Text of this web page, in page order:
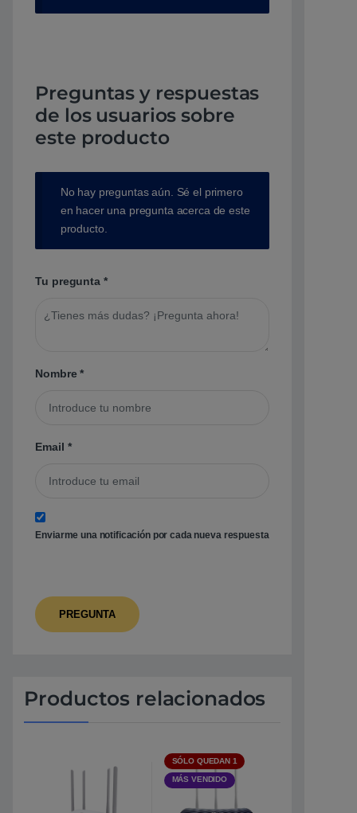
Preguntas y respuestas
de los usuarios sobre
este producto
No hay preguntas aún. Sé el primero
en hacer una pregunta acerca de este
producto.
Tu pregunta *
Nombre*
Email *
Enviarme una notificación por cada nueva respuesta
Productos relacionados
SÓLO QUEDAN 1
MÁS VENDIDO